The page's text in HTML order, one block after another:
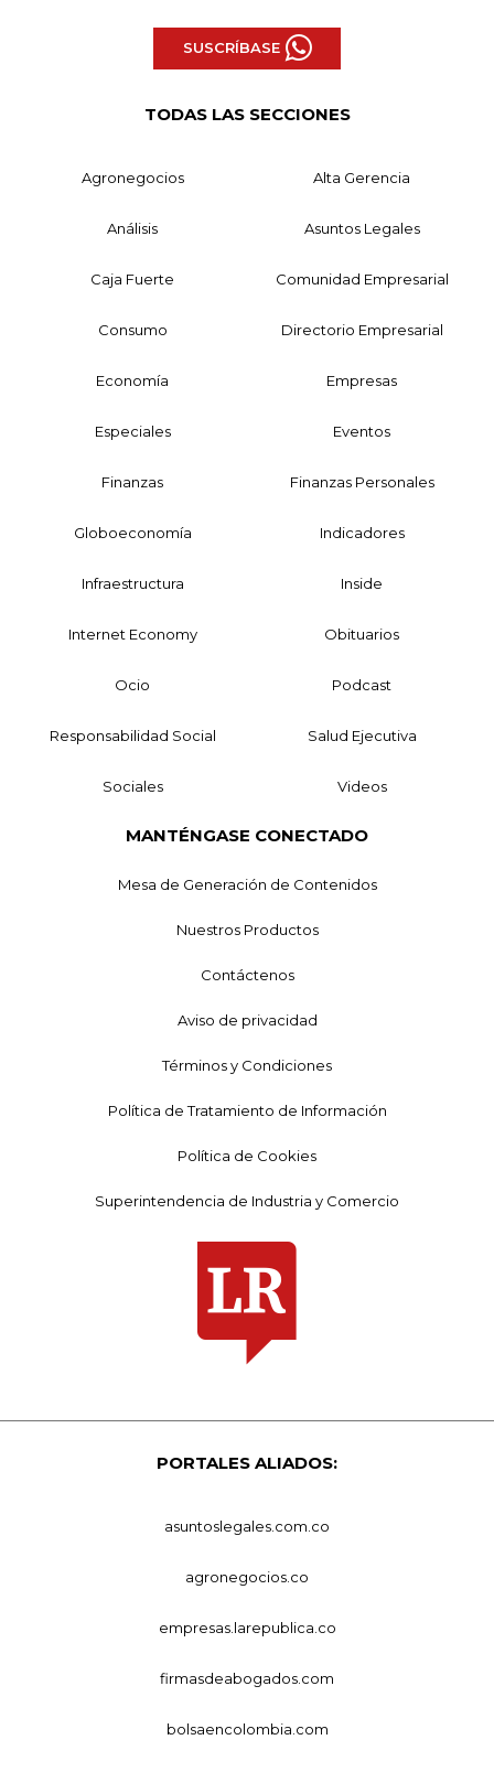
SUSCRÍBASE
TODAS LAS SECCIONES
Agronegocios Alta Gerencia
Análisis Asuntos Legales
Caja Fuerte Comunidad Empresarial
Consumo Directorio Empresarial
Economía Empresas
Especiales Eventos
Finanzas Finanzas Personales
Globoeconomía Indicadores
Infraestructura Inside
Internet Economy Obituarios
Ocio Podcast
Responsabilidad Social Salud Ejecutiva
Sociales Videos
MANTÉNGASE CONECTADO
Mesa de Generación de Contenidos
Nuestros Productos
Contáctenos
Aviso de privacidad
Términos y Condiciones
Política de Tratamiento de Información
Política de Cookies
Superintendencia de Industria y Comercio
PORTALES ALIADOS:
asuntoslegales.com.co
agronegocios.co
empresas.larepublica.co
firmasdeabogados.com
bolsaencolombia.com